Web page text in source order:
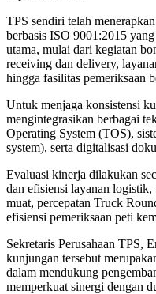
TPS sendiri telah
berbasis ISO 9001:2015
utama, mulai dari kegiatan
receiving dan delivery,
hingga fasilitas pemeriksaan
Untuk menjaga konsistensi
mengintegrasikan berbagai
Operating System (TOS),
system), serta digitalisasi
Evaluasi kinerja dilakukan
dan efisiensi layanan
muat, percepatan Truck
efisiensi pemeriksaan peti
Sekretaris Perusahaan TPS,
kunjungan tersebut
dalam mendukung
memperkuat sinergi dengan